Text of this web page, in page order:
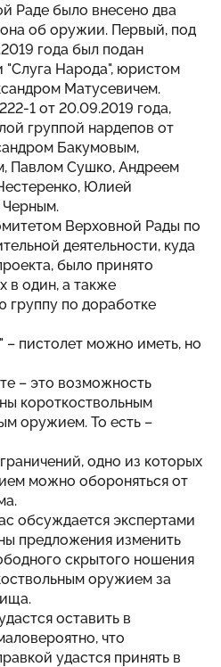
Раде было внесено два
об оружии. Первый, под
года был подан
"Слуга Народа", юристом
Матусевичем.
1 от 20.09.2019 года,
группой нардепов от
Бакумовым,
Павлом Сушко, Андреем
Юлией
Верховной Рады по
деятельности, куда
было принято
в один, а также
по доработке
– пистолет можно иметь, но
– это возможность
короткоствольным
оружием. То есть –
одно из которых
можно обороняться от
обсуждается экспертами
предложения изменить
скрытого ношения
оружием за
оставить в
что
удастся принять в